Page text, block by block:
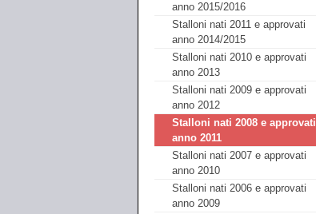
anno 2015/2016
Stalloni nati 2011 e approvati
anno 2014/2015
Stalloni nati 2010 e approvati
anno 2013
Stalloni nati 2009 e approvati
anno 2012
Stalloni nati 2008 e approvati
anno 2011
Stalloni nati 2007 e approvati
anno 2010
Stalloni nati 2006 e approvati
anno 2009